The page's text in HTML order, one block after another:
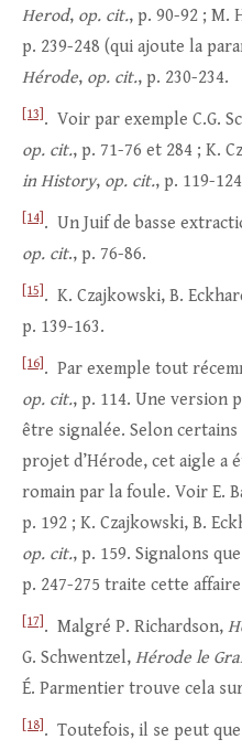
Herod, op. cit., p. 90-92 ; M.
p. 239-248 (qui ajoute la
Hérode, op. cit., p. 230-234.
[13] . Voir par exemple C.G.
op. cit., p. 71-76 et 284 ; K.
in History, op. cit., p. 119-
[14] . Un Juif de basse
op. cit., p. 76-86.
[15] . K. Czajkowski, B.
p. 139-163.
[16] . Par exemple tout
op. cit., p. 114. Une version
être signalée. Selon
projet d’Hérode, cet aigle a
romain par la foule. Voir E.
p. 192 ; K. Czajkowski, B.
op. cit., p. 159. Signalons
p. 247-275 traite cette
[17] . Malgré P. Richardson,
G. Schwentzel, Hérode le
É. Parmentier trouve cela
[18] . Toutefois, il se peut